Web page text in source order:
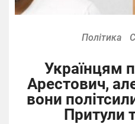
Політика
Українцям
Арестович,
вони
Притули